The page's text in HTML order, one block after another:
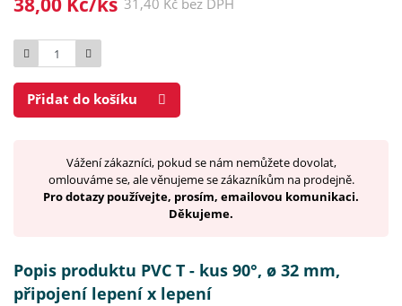
31,40 Kč bez DPH
Počet
Přidat do košíku
Vážení zákazníci, pokud se nám nemůžete dovolat,
omlouváme se, ale věnujeme se zákazníkům na prodejně.
Pro dotazy používejte, prosím, emailovou komunikaci.
Děkujeme.
Popis produktu PVC T - kus 90°, ø 32 mm,
připojení lepení x lepení